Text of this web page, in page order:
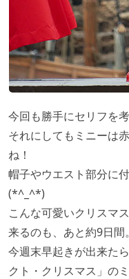
今回も勝手にセリフを
それにしてもミニーは
ね！
帽子やウエスト部分に
(*^_^*)
こんな可愛いクリスマ
来るのも、あと約9日間。
今週末早起きが出来た
クト・クリスマス」の